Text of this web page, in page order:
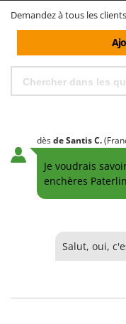
Demandez à tous les
dèsde SantisC.
Je voudrais
enchères
Salut, oui,